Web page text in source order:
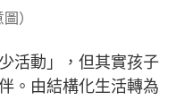
）
活動」，但其實孩子
。由結構化生活轉為